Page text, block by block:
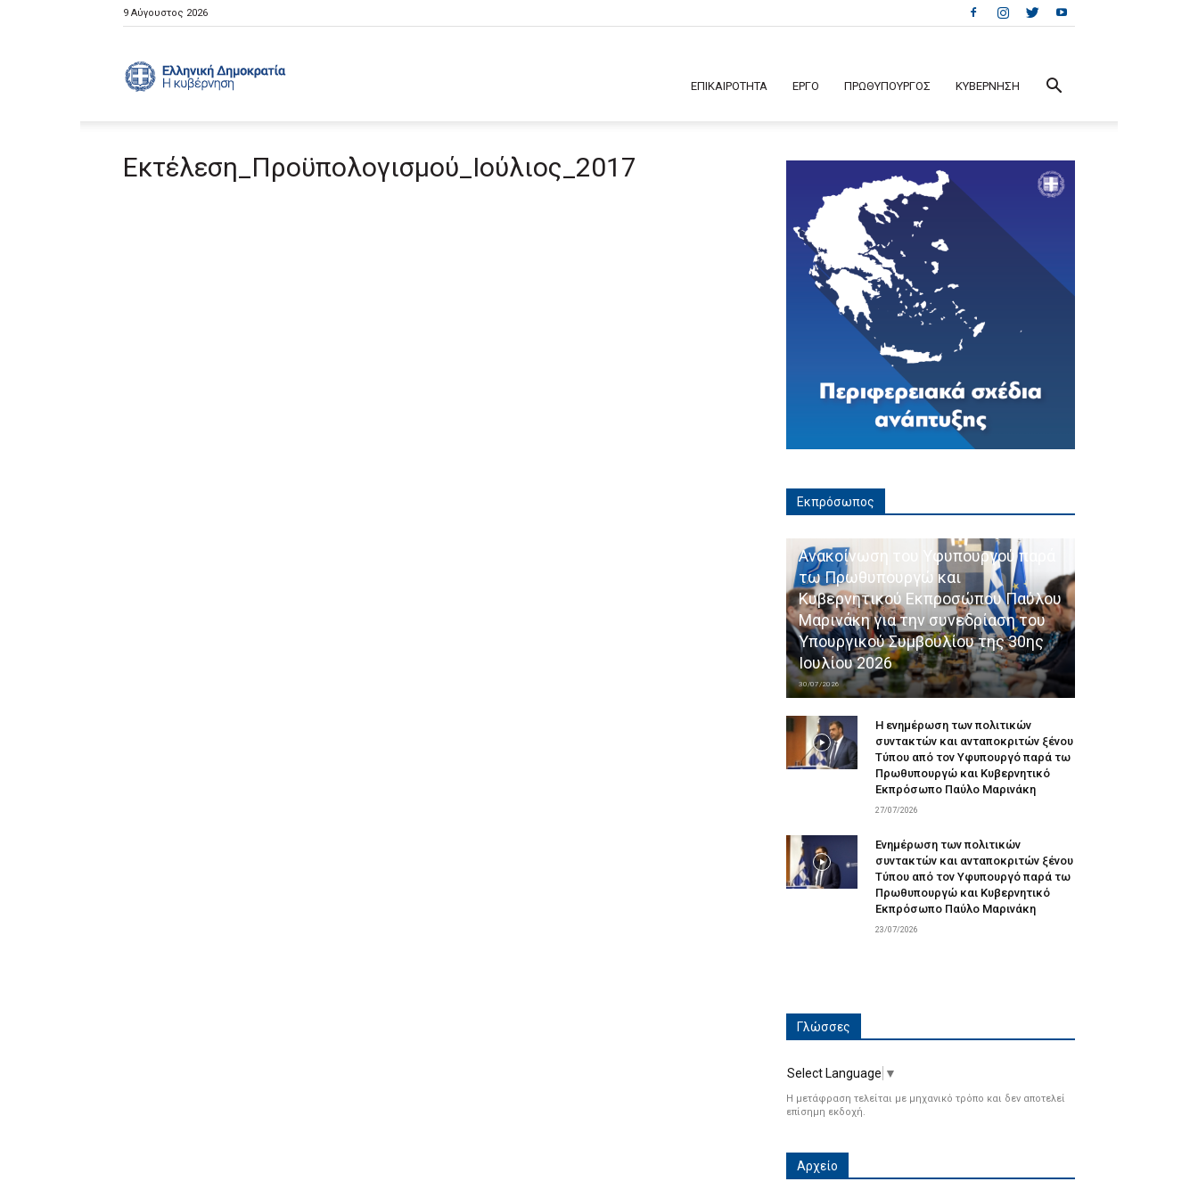
9 Αύγουστος 2026
Κυβέρνηση
ΕΠΙΚΑΙΡΟΤΗΤΑ ΕΡΓΟ ΠΡΩΘΥΠΟΥΡΓΟΣ ΚΥΒΕΡΝΗΣΗ
Εκτέλεση_Προϋπολογισμού_Ιούλιος_2017
Εκπρόσωπος
Ανακοίνωση του Υφυπουργού παρά
τω Πρωθυπουργώ και
Κυβερνητικού Εκπροσώπου Παύλου
Μαρινάκη για την συνεδρίαση του
Υπουργικού Συμβουλίου της 30ης
Ιουλίου 2026
30/07/2026
Η ενημέρωση των πολιτικών
συντακτών και ανταποκριτών ξένου
Τύπου από τον Υφυπουργό παρά τω
Πρωθυπουργώ και Κυβερνητικό
Εκπρόσωπο Παύλο Μαρινάκη
27/07/2026
Ενημέρωση των πολιτικών
συντακτών και ανταποκριτών ξένου
Τύπου από τον Υφυπουργό παρά τω
Πρωθυπουργώ και Κυβερνητικό
Εκπρόσωπο Παύλο Μαρινάκη
23/07/2026
Γλώσσες
Select Language ▼
Η μετάφραση τελείται με μηχανικό τρόπο και δεν αποτελεί
επίσημη εκδοχή.
Αρχείο